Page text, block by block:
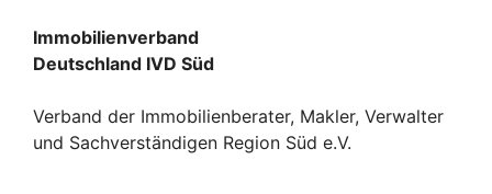
Immobilienverband
Deutschland IVD Süd
Verband der Immobilienberater, Makler, Verwalter
und Sachverständigen Region Süd e.V.